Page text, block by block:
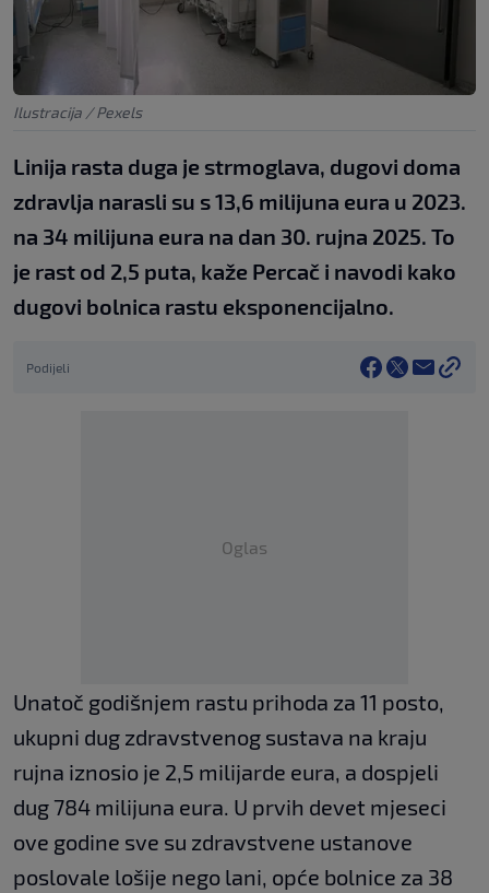
Ilustracija / Pexels
Linija rasta duga je strmoglava, dugovi doma
zdravlja narasli su s 13,6 milijuna eura u 2023.
na 34 milijuna eura na dan 30. rujna 2025. To
je rast od 2,5 puta, kaže Percač i navodi kako
dugovi bolnica rastu eksponencijalno.
Podijeli
Oglas
Unatoč godišnjem rastu prihoda za 11 posto,
ukupni dug zdravstvenog sustava na kraju
rujna iznosio je 2,5 milijarde eura, a dospjeli
dug 784 milijuna eura. U prvih devet mjeseci
ove godine sve su zdravstvene ustanove
poslovale lošije nego lani, opće bolnice za 38